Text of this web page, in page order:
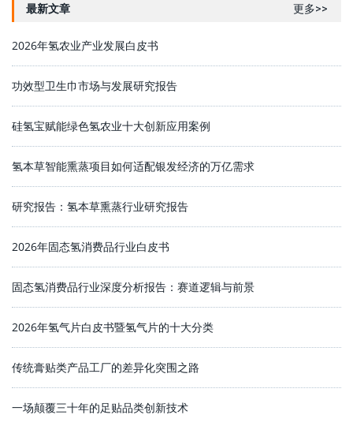
最新文章 更多>>
2026年氢农业产业发展白皮书
功效型卫生巾市场与发展研究报告
硅氢宝赋能绿色氢农业十大创新应用案例
氢本草智能熏蒸项目如何适配银发经济的万亿需求
研究报告：氢本草熏蒸行业研究报告
2026年固态氢消费品行业白皮书
固态氢消费品行业深度分析报告：赛道逻辑与前景
2026年氢气片白皮书暨氢气片的十大分类
传统膏贴类产品工厂的差异化突围之路
一场颠覆三十年的足贴品类创新技术